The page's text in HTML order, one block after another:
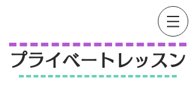
プライベートレッスン